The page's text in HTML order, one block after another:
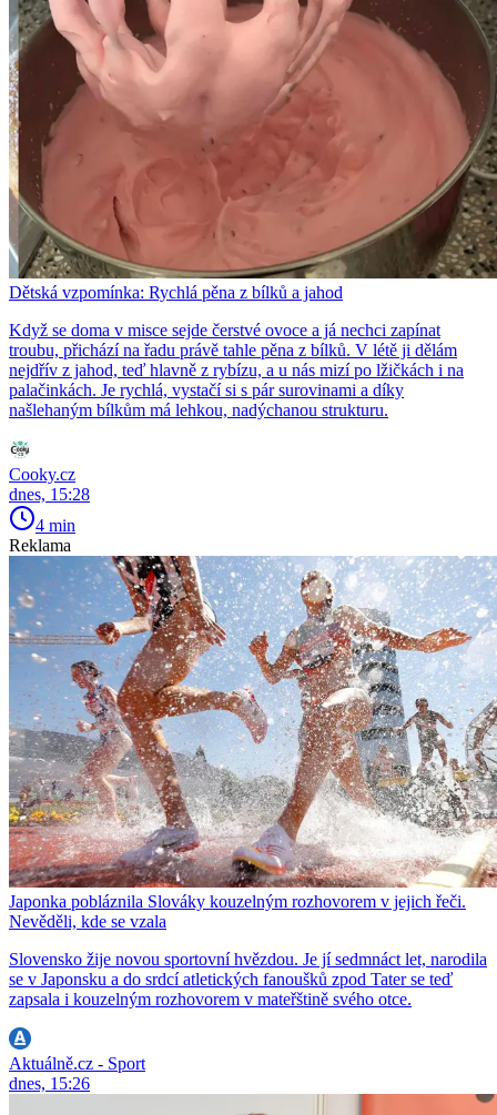
Dětská vzpomínka: Rychlá pěna z bílků a jahod
Když se doma v misce sejde čerstvé ovoce a já nechci zapínat
troubu, přichází na řadu právě tahle pěna z bílků. V létě ji dělám
nejdřív z jahod, teď hlavně z rybízu, a u nás mizí po lžičkách i na
palačinkách. Je rychlá, vystačí si s pár surovinami a díky
našlehaným bílkům má lehkou, nadýchanou strukturu.
Cooky.cz
dnes, 15:28
4 min
Reklama
Japonka pobláznila Slováky kouzelným rozhovorem v jejich řeči.
Nevěděli, kde se vzala
Slovensko žije novou sportovní hvězdou. Je jí sedmnáct let, narodila
se v Japonsku a do srdcí atletických fanoušků zpod Tater se teď
zapsala i kouzelným rozhovorem v mateřštině svého otce.
Aktuálně.cz - Sport
dnes, 15:26